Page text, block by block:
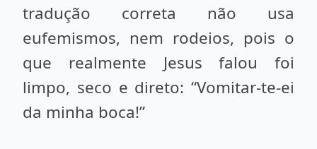
tradução correta não usa
eufemismos, nem rodeios, pois o
que realmente Jesus falou foi
limpo, seco e direto: “Vomitar-te-ei
da minha boca!”